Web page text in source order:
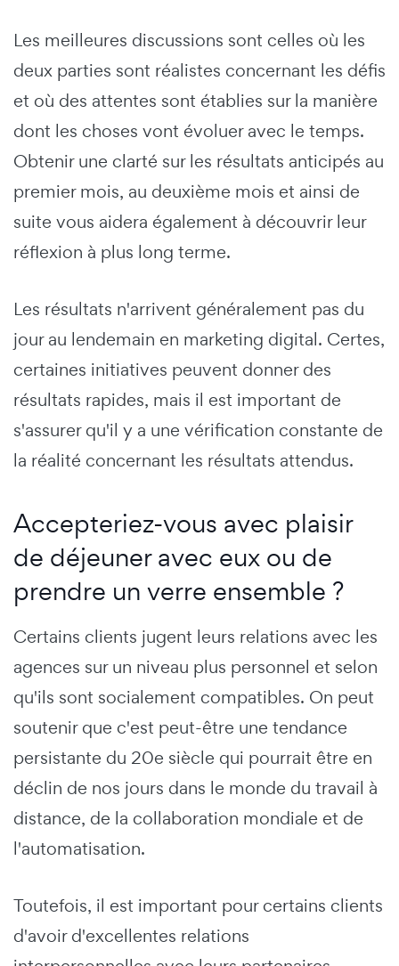
Les meilleures discussions sont celles où les
deux parties sont réalistes concernant les défis
et où des attentes sont établies sur la manière
dont les choses vont évoluer avec le temps.
Obtenir une clarté sur les résultats anticipés au
premier mois, au deuxième mois et ainsi de
suite vous aidera également à découvrir leur
réflexion à plus long terme.
Les résultats n'arrivent généralement pas du
jour au lendemain en marketing digital. Certes,
certaines initiatives peuvent donner des
résultats rapides, mais il est important de
s'assurer qu'il y a une vérification constante de
la réalité concernant les résultats attendus.
Accepteriez-vous avec plaisir
de déjeuner avec eux ou de
prendre un verre ensemble ?
Certains clients jugent leurs relations avec les
agences sur un niveau plus personnel et selon
qu'ils sont socialement compatibles. On peut
soutenir que c'est peut-être une tendance
persistante du 20e siècle qui pourrait être en
déclin de nos jours dans le monde du travail à
distance, de la collaboration mondiale et de
l'automatisation.
Toutefois, il est important pour certains clients
d'avoir d'excellentes relations